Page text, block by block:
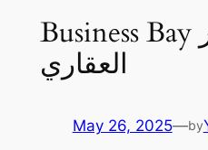
Business Bay للتطوير
العقاري
May 26, 2025—by